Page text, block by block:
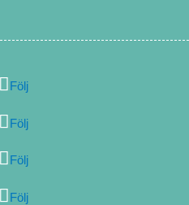
Följ
Följ
Följ
Följ